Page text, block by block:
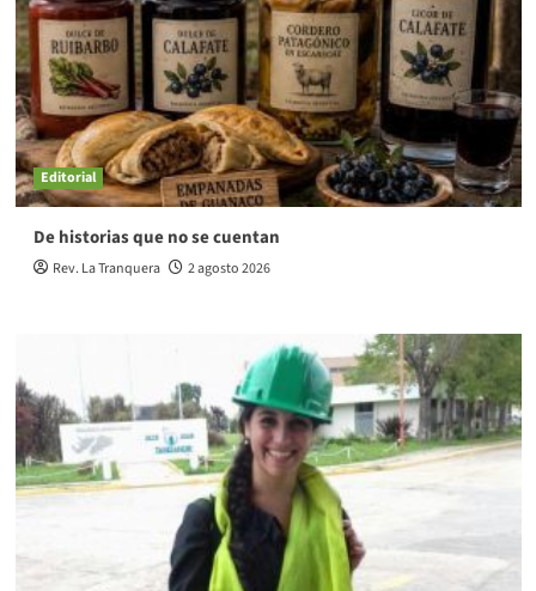
Editorial
De historias que no se cuentan
Rev. La Tranquera 2 agosto 2026